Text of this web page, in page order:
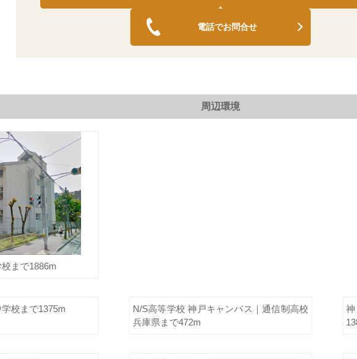
電話でお問合せ
周辺環境
まで1886m
校まで1375m
N/S高等学校 神戸キャンパス｜通信制高校
兵庫県まで472m